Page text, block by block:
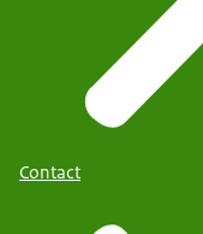
Contact